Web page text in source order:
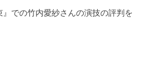
』での竹内愛紗さんの演技の評判を